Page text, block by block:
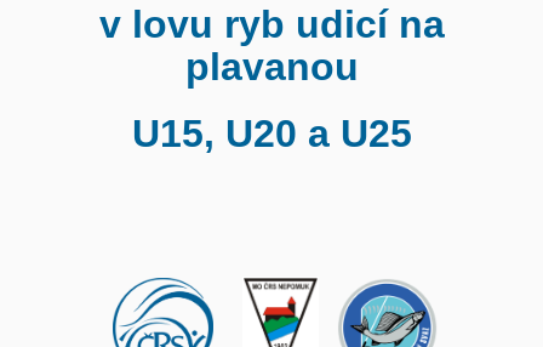
v lovu ryb udicí na
plavanou
U15, U20 a U25